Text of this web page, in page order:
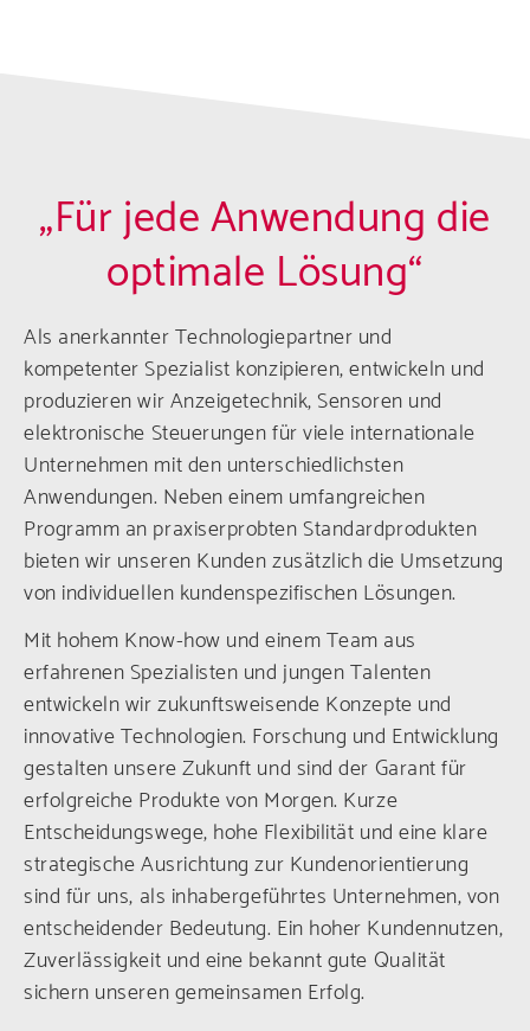
„Für jede Anwendung die
optimale Lösung“
Als anerkannter Technologiepartner und
kompetenter Spezialist konzipieren, entwickeln und
produzieren wir Anzeigetechnik, Sensoren und
elektronische Steuerungen für viele internationale
Unternehmen mit den unterschiedlichsten
Anwendungen. Neben einem umfangreichen
Programm an praxiserprobten Standardprodukten
bieten wir unseren Kunden zusätzlich die Umsetzung
von individuellen kundenspezifischen Lösungen.
Mit hohem Know-how und einem Team aus
erfahrenen Spezialisten und jungen Talenten
entwickeln wir zukunftsweisende Konzepte und
innovative Technologien. Forschung und Entwicklung
gestalten unsere Zukunft und sind der Garant für
erfolgreiche Produkte von Morgen. Kurze
Entscheidungswege, hohe Flexibilität und eine klare
strategische Ausrichtung zur Kundenorientierung
sind für uns, als inhabergeführtes Unternehmen, von
entscheidender Bedeutung. Ein hoher Kundennutzen,
Zuverlässigkeit und eine bekannt gute Qualität
sichern unseren gemeinsamen Erfolg.